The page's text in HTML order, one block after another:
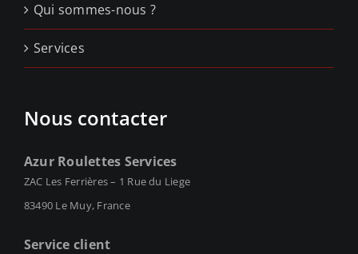
Qui sommes-nous ?
Services
Nous contacter
Azur Roulettes Services
ZAC Les Ferrières – 1 Rue du Liege
83490 Le Muy, France
Service client